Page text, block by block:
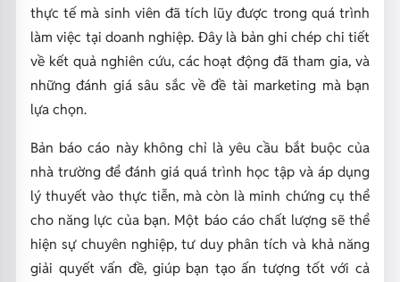
thực tế mà sinh viên đã tích lũy được trong quá trình
làm việc tại doanh nghiệp. Đây là bản ghi chép chi tiết
về kết quả nghiên cứu, các hoạt động đã tham gia, và
những đánh giá sâu sắc về đề tài marketing mà bạn
lựa chọn.
Bản báo cáo này không chỉ là yêu cầu bắt buộc của
nhà trường để đánh giá quá trình học tập và áp dụng
lý thuyết vào thực tiễn, mà còn là minh chứng cụ thể
cho năng lực của bạn. Một báo cáo chất lượng sẽ thể
hiện sự chuyên nghiệp, tư duy phân tích và khả năng
giải quyết vấn đề, giúp bạn tạo ấn tượng tốt với cả